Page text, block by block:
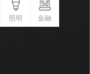
照明 金融